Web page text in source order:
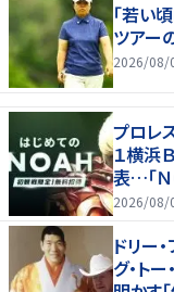
「若い
ツアー
2026/08/
プロレ
１横浜
表…「
2026/08/
ドリー
グ・ト